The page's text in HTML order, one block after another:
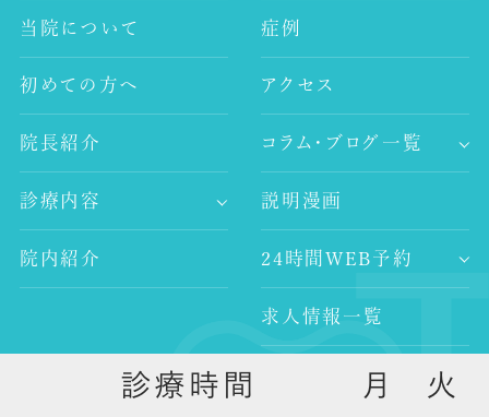
当院について
初めての方へ
院長紹介
診療内容
院内紹介
症例
アクセス
コラム・ブログ一覧
-歯科コラム
-院長ブログ
説明漫画
24時間WEB予約
求人情報一覧
-歯科衛生士求人